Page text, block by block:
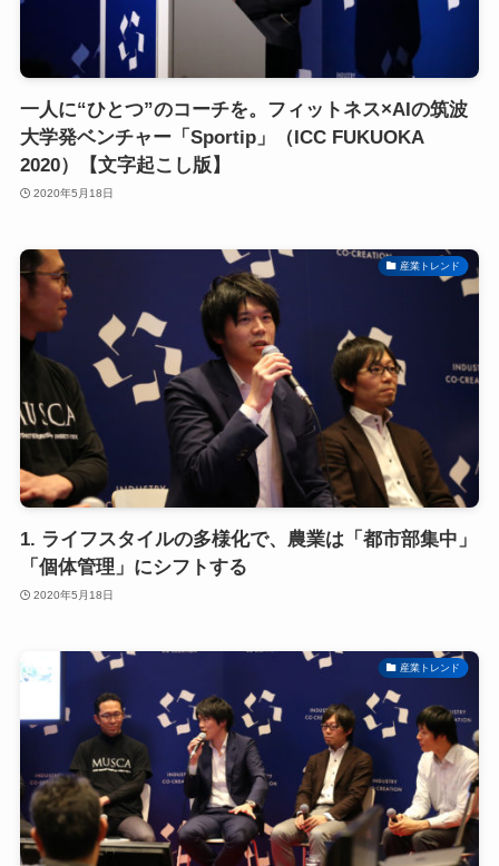
一人に“ひとつ”のコーチを。フィットネス×AIの筑波
大学発ベンチャー「Sportip」（ICC FUKUOKA
2020）【文字起こし版】
2020年5月18日
産業トレンド
1. ライフスタイルの多様化で、農業は「都市部集中」
「個体管理」にシフトする
2020年5月18日
産業トレンド